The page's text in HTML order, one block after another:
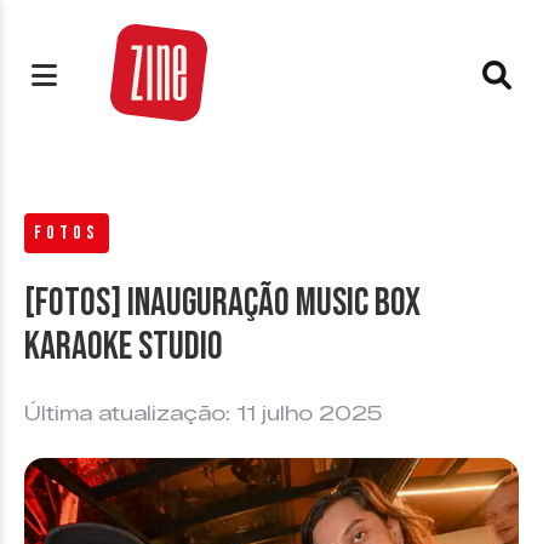
FOTOS
[FOTOS] Inauguração Music Box
Karaoke Studio
Última atualização: 11 julho 2025